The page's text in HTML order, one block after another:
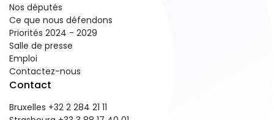
Nos députés
Ce que nous défendons
Priorités 2024 - 2029
Salle de presse
Emploi
Contactez-nous
Contact
Bruxelles +32 2 284 21 11